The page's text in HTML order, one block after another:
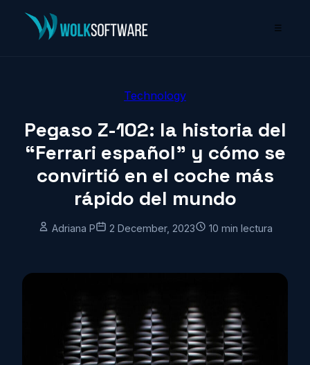
☰
Technology
Pegaso Z-102: la historia del
“Ferrari español” y cómo se
convirtió en el coche más
rápido del mundo
Adriana P 2 December, 2023 10 min lectura